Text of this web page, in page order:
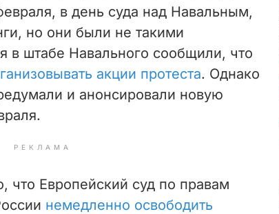
в день суда над Навальным,
но они были не такими
штабе Навального сообщили, что
акции протеста. Однако
и анонсировали новую
РЕКЛАМА
что Европейский суд по правам
немедленно освободить